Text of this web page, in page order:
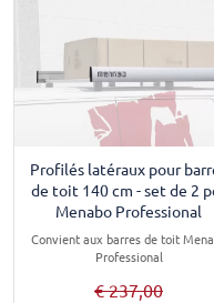
Profilés latéraux pour
de toit 140 cm - set de 2
Menabo Professional
Convient aux barres de toit
Professional
€ 237,00